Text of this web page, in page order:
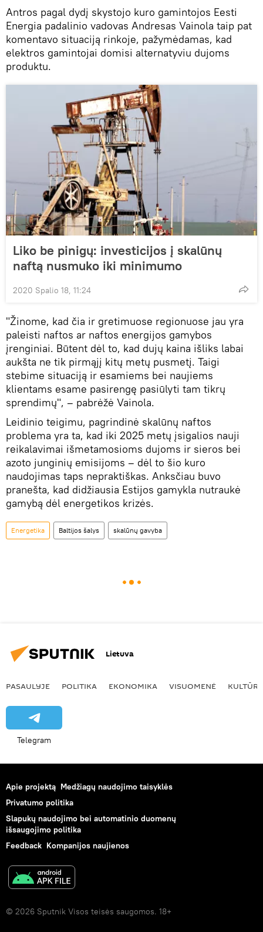
Antros pagal dydį skystojo kuro gamintojos Eesti
Energia padalinio vadovas Andresas Vainola taip pat
komentavo situaciją rinkoje, pažymėdamas, kad
elektros gamintojai domisi alternatyviu dujoms
produktu.
Liko be pinigų: investicijos į skalūnų
naftą nusmuko iki minimumo
2020 Spalio 18, 11:24
"Žinome, kad čia ir gretimuose regionuose jau yra
paleisti naftos ar naftos energijos gamybos
įrenginiai. Būtent dėl ​​to, kad dujų kaina išliks labai
aukšta ne tik pirmąjį kitų metų pusmetį. Taigi
stebime situaciją ir esamiems bei naujiems
klientams esame pasirengę pasiūlyti tam tikrų
sprendimų", – pabrėžė Vainola.
Leidinio teigimu, pagrindinė skalūnų naftos
problema yra ta, kad iki 2025 metų įsigalios nauji
reikalavimai išmetamosioms dujoms ir sieros bei
azoto junginių emisijoms – dėl to šio kuro
naudojimas taps nepraktiškas. Anksčiau buvo
pranešta, kad didžiausia Estijos gamykla nutraukė
gamybą dėl energetikos krizės.
Energetika Baltijos šalys skalūnų gavyba
Lietuva
PASAULYJE POLITIKA EKONOMIKA VISUOMENĖ KULTŪRA
Telegram
Apie projektą Medžiagų naudojimo taisyklės
Privatumo politika
Slapukų naudojimo bei automatinio duomenų
išsaugojimo politika
Feedback Kompanijos naujienos
© 2026 Sputnik Visos teisės saugomos. 18+